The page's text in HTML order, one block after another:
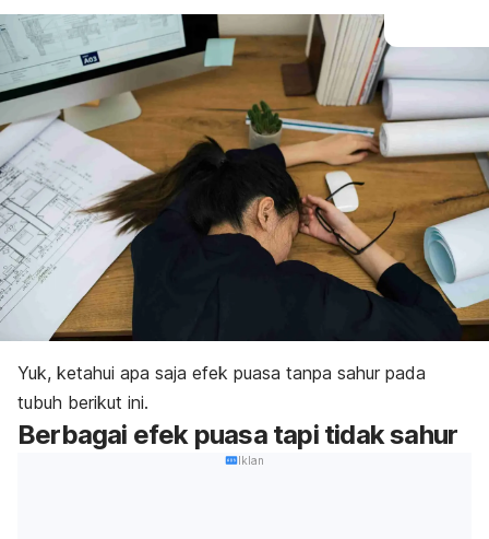
Yuk, ketahui apa saja efek puasa tanpa sahur pada
tubuh berikut ini.
Berbagai efek puasa tapi tidak sahur
Iklan